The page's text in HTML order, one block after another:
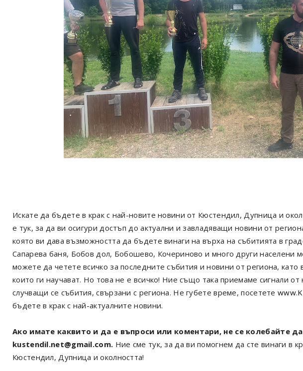
Искате да бъдете в крак с най-новите новини от Кюстендил, Дупница и
е тук, за да ви осигури достъп до актуални и завладяващи новини от
която ви дава възможността да бъдете винаги на върха на събитията в
Сапарева баня, Бобов дол, Бобошево, Кочериново и много други населени
можете да четете всичко за последните събития и новини от региона,
които ги научават. Но това не е всичко! Ние също така приемаме сигнали
случващи се събития, свързани с региона. Не губете време, посетете
бъдете в крак с най-актуалните новини.
Ако имате каквито и да е въпроси или коментари, не се колебайте
kustendil.net@gmail.com. Ние сме тук, за да ви помогнем да сте винаги в
Кюстендил, Дупница и околността!